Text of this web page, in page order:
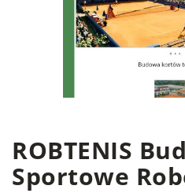
ROBTENIS
Sportowe